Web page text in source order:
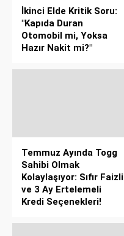
İkinci Elde Kritik Soru:
"Kapıda Duran
Otomobil mi, Yoksa
Hazır Nakit mi?"
Temmuz Ayında Togg
Sahibi Olmak
Kolaylaşıyor: Sıfır Faizli
ve 3 Ay Ertelemeli
Kredi Seçenekleri!